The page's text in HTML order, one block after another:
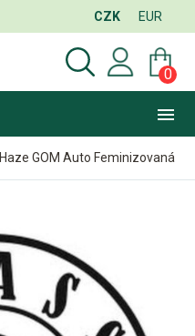
CZK EUR
0
Haze GOM Auto Feminizovaná